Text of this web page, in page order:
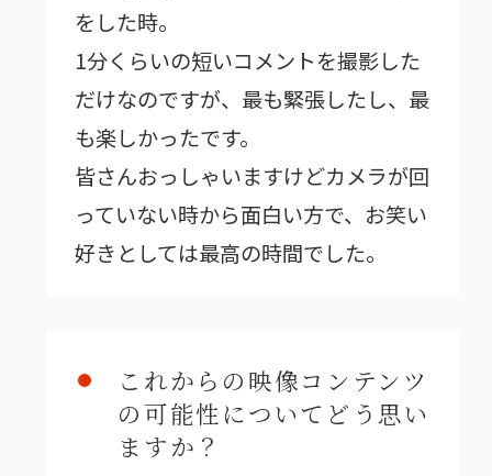
をした時。
1分くらいの短いコメントを撮影した
だけなのですが、最も緊張したし、最
も楽しかったです。
皆さんおっしゃいますけどカメラが回
っていない時から面白い方で、お笑い
好きとしては最高の時間でした。
これからの映像コンテンツ
の可能性についてどう思い
ますか？